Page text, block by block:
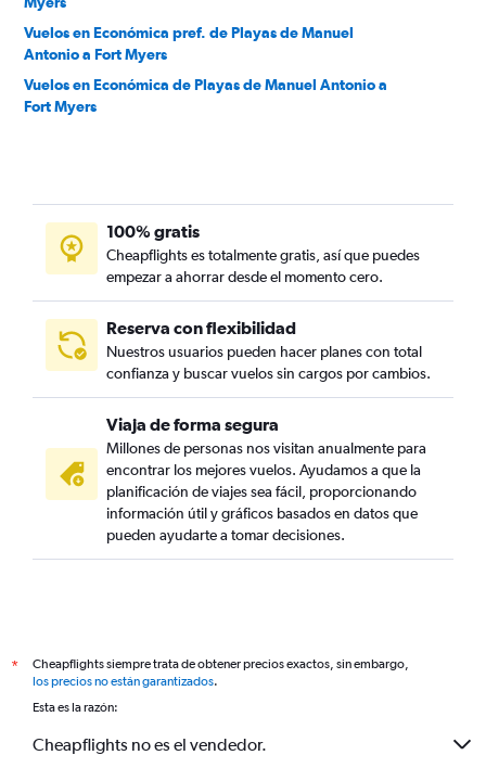
Vuelos en Económica pref. de Playas de Manuel
Antonio a Fort Myers
Vuelos en Económica de Playas de Manuel Antonio a
Fort Myers
100% gratis
Cheapflights es totalmente gratis, así que puedes
empezar a ahorrar desde el momento cero.
Reserva con flexibilidad
Nuestros usuarios pueden hacer planes con total
confianza y buscar vuelos sin cargos por cambios.
Viaja de forma segura
Millones de personas nos visitan anualmente para
encontrar los mejores vuelos. Ayudamos a que la
planificación de viajes sea fácil, proporcionando
información útil y gráficos basados en datos que
pueden ayudarte a tomar decisiones.
*
Cheapflights siempre trata de obtener precios exactos, sin embargo,
los precios no están garantizados.
Esta es la razón:
Cheapflights no es el vendedor.